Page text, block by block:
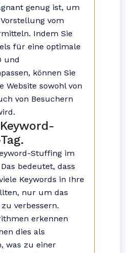
genug ist, um
vom
Indem Sie
für eine optimale
und
können Sie
Website sowohl von
von Besuchern
Stuffing im
bedeutet, dass
Keywords in Ihre
nur um das
verbessern.
erkennen
dies als
was zu einer